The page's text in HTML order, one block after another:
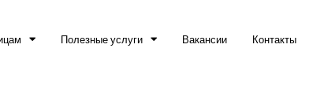
Полезные услуги Вакансии Контакты